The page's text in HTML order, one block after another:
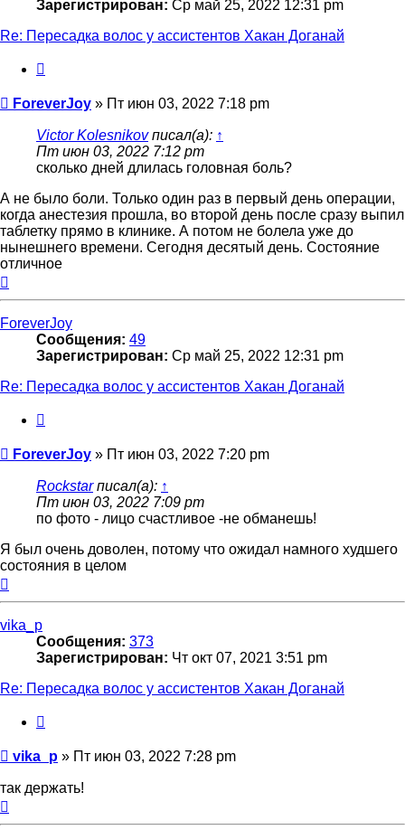
Зарегистрирован: Ср май 25, 2022 12:31 pm
Re: Пересадка волос у ассистентов Хакан Доганай
Сообщение
ForeverJoy » Пт июн 03, 2022 7:18 pm
Victor Kolesnikovписал(а): ↑
Пт июн 03, 2022 7:12 pm
сколько дней длилась головная боль?
А не было боли. Только один раз в первый день операции,
когда анестезия прошла, во второй день после сразу выпил
таблетку прямо в клинике. А потом не болела уже до
нынешнего времени. Сегодня десятый день. Состояние
отличное
ForeverJoy
Сообщения: 49
Зарегистрирован: Ср май 25, 2022 12:31 pm
Re: Пересадка волос у ассистентов Хакан Доганай
Сообщение
ForeverJoy » Пт июн 03, 2022 7:20 pm
Rockstarписал(а): ↑
Пт июн 03, 2022 7:09 pm
по фото - лицо счастливое -не обманешь!
Я был очень доволен, потому что ожидал намного худшего
состояния в целом
vika_p
Сообщения: 373
Зарегистрирован: Чт окт 07, 2021 3:51 pm
Re: Пересадка волос у ассистентов Хакан Доганай
Сообщение
vika_p » Пт июн 03, 2022 7:28 pm
так держать!